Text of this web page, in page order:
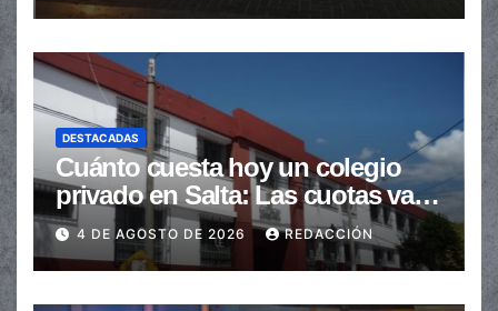
DESTACADAS
Cuánto cuesta hoy un colegio
privado en Salta: Las cuotas van
de $110.000 a más de $600.000
4 DE AGOSTO DE 2026 REDACCIÓN